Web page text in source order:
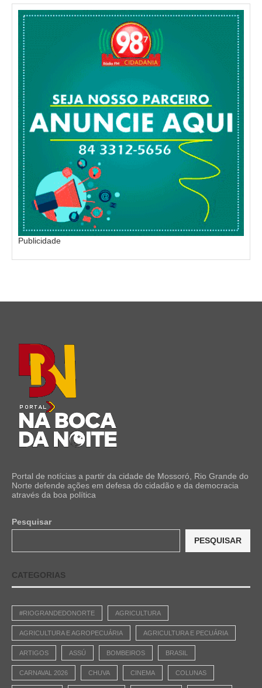
Publicidade
Portal de notícias a partir da cidade de Mossoró, Rio Grande do
Norte defende ações em defesa do cidadão e da democracia
através da boa política
Pesquisar
PESQUISAR
CATEGORIAS
#RIOGRANDEDONORTE AGRICULTURA
AGRICULTURA E AGROPECUÁRIA AGRICULTURA E PECUÁRIA
ARTIGOS ASSÚ BOMBEIROS BRASIL
CARNAVAL 2026 CHUVA CINEMA COLUNAS